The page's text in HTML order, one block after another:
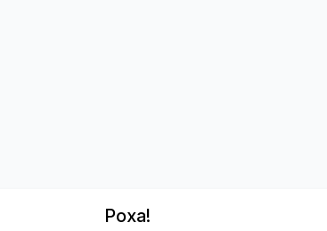
Poxa!